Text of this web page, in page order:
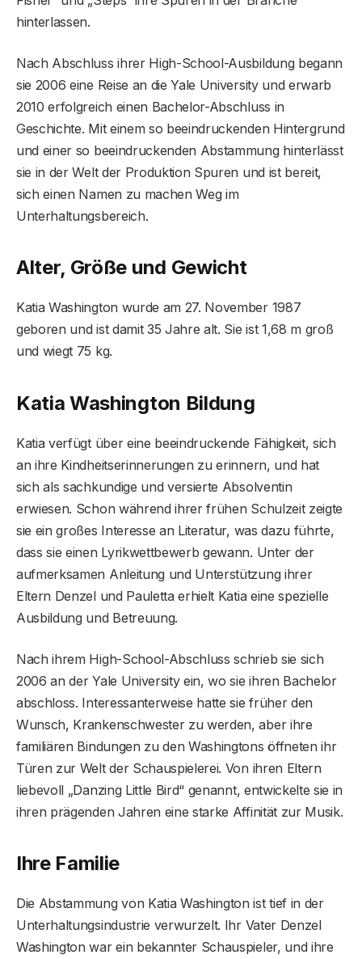
hinterlassen.
Nach Abschluss ihrer High-School-Ausbildung begann
sie 2006 eine Reise an die Yale University und erwarb
2010 erfolgreich einen Bachelor-Abschluss in
Geschichte. Mit einem so beeindruckenden Hintergrund
und einer so beeindruckenden Abstammung hinterlässt
sie in der Welt der Produktion Spuren und ist bereit,
sich einen Namen zu machen Weg im
Unterhaltungsbereich.
Alter, Größe und Gewicht
Katia Washington wurde am 27. November 1987
geboren und ist damit 35 Jahre alt. Sie ist 1,68 m groß
und wiegt 75 kg.
Katia Washington Bildung
Katia verfügt über eine beeindruckende Fähigkeit, sich
an ihre Kindheitserinnerungen zu erinnern, und hat
sich als sachkundige und versierte Absolventin
erwiesen. Schon während ihrer frühen Schulzeit zeigte
sie ein großes Interesse an Literatur, was dazu führte,
dass sie einen Lyrikwettbewerb gewann. Unter der
aufmerksamen Anleitung und Unterstützung ihrer
Eltern Denzel und Pauletta erhielt Katia eine spezielle
Ausbildung und Betreuung.
Nach ihrem High-School-Abschluss schrieb sie sich
2006 an der Yale University ein, wo sie ihren Bachelor
abschloss. Interessanterweise hatte sie früher den
Wunsch, Krankenschwester zu werden, aber ihre
familiären Bindungen zu den Washingtons öffneten ihr
Türen zur Welt der Schauspielerei. Von ihren Eltern
liebevoll „Danzing Little Bird“ genannt, entwickelte sie in
ihren prägenden Jahren eine starke Affinität zur Musik.
Ihre Familie
Die Abstammung von Katia Washington ist tief in der
Unterhaltungsindustrie verwurzelt. Ihr Vater Denzel
Washington war ein bekannter Schauspieler, und ihre